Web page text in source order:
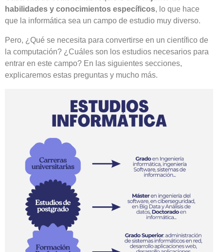
habilidades y conocimientos específicos, lo que hace
que la informática sea un campo de estudio muy diverso.
Pero, ¿Qué se necesita para convertirse en un científico de
la computación? ¿Cuáles son los estudios necesarios para
entrar en este campo? En las siguientes secciones,
explicaremos estas preguntas y mucho más.